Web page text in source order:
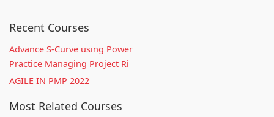
Recent Courses
Advance S-Curve using Power
Practice Managing Project Ri
AGILE IN PMP 2022
Most Related Courses